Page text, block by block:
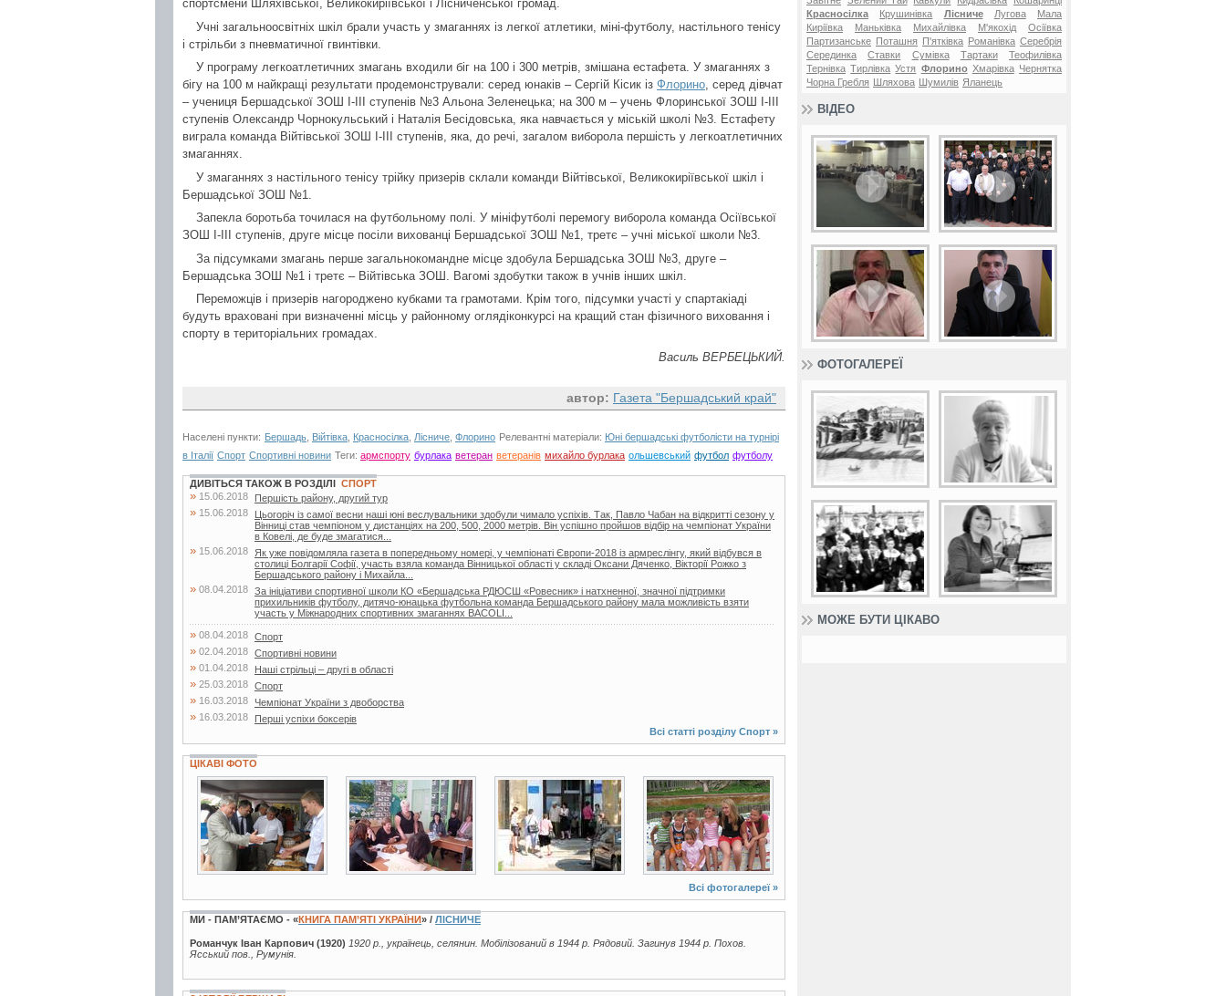
спортсмени Шляхівської, Великокиріївської і Лісниченської громад.
Учні загальноосвітніх шкіл брали участь у змаганнях із легкої атлетики, міні-футболу, настільного тенісу
і стрільби з пневматичної гвинтівки.
У програму легкоатлетичних змагань входили біг на 100 і 300 метрів, змішана естафета. У змаганнях з
бігу на 100 м найкращі результати продемонстрували: серед юнаків – Сергій Кісик із Флорино, серед дівчат
– учениця Бершадської ЗОШ І-ІІІ ступенів №3 Альона Зеленецька; на 300 м – учень Флоринської ЗОШ І-ІІІ
ступенів Олександр Чорнокульський і Наталія Бесідовська, яка навчається у міській школі №3. Естафету
виграла команда Війтівської ЗОШ І-ІІІ ступенів, яка, до речі, загалом виборола першість у легкоатлетичних
змаганнях.
У змаганнях з настільного тенісу трійку призерів склали команди Війтівської, Великокиріївської шкіл і
Бершадської ЗОШ №1.
Запекла боротьба точилася на футбольному полі. У мініфутболі перемогу виборола команда Осіївської
ЗОШ І-ІІІ ступенів, друге місце посіли вихованці Бершадської ЗОШ №1, третє – учні міської школи №3.
За підсумками змагань перше загальнокомандне місце здобула Бершадська ЗОШ №3, друге –
Бершадська ЗОШ №1 і третє – Війтівська ЗОШ. Вагомі здобутки також в учнів інших шкіл.
Переможців і призерів нагороджено кубками та грамотами. Крім того, підсумки участі у спартакіаді
будуть враховані при визначенні місць у районному оглядіконкурсі на кращий стан фізичного виховання і
спорту в територіальних громадах.
Василь ВЕРБЕЦЬКИЙ.
автор: Газета "Бершадський край"
Населені пункти: Бершадь Війтівка Красносілка Лісниче Флорино Релевантні матеріали: Юні бершадські футболісти на турнірі
в Італії Спорт Спортивні новини Теги: армспорту бурлака ветеран ветеранів михайло бурлака ольшевський футбол футболу
ДИВІТЬСЯ ТАКОЖ В РОЗДІЛІ СПОРТ
» 15.06.2018 Першість району, другий тур
» 15.06.2018
Цьогоріч із самої весни наші юні веслувальники здобули чимало успіхів. Так, Павло Чабан на відкритті сезону у
Вінниці став чемпіоном у дистанціях на 200, 500, 2000 метрів. Він успішно пройшов відбір на чемпіонат України
в Ковелі, де буде змагатися...
» 15.06.2018
Як уже повідомляла газета в попередньому номері, у чемпіонаті Європи-2018 із армреслінгу, який відбувся в
столиці Болгарії Софії, участь взяла команда Вінницької області у складі Оксани Дяченко, Вікторії Рожко з
Бершадського району і Михайла...
» 08.04.2018 За ініціативи спортивної школи КО «Бершадська РДЮСШ «Ровесник» і натхненної, значної підтримки
прихильників футболу, дитячо-юнацька футбольна команда Бершадського району мала можливість взяти
участь у Міжнародних спортивних змаганнях BACOLI...
» 08.04.2018 Спорт
» 02.04.2018 Спортивні новини
» 01.04.2018 Наші стрільці – другі в області
» 25.03.2018 Спорт
» 16.03.2018 Чемпіонат України з двоборства
» 16.03.2018
Перші успіхи боксерів
Всі статті розділу Спорт »
ЦІКАВІ ФОТО
6 фото 3 фото 11 фото 8 фото
Всі фотогалереї »
МИ - ПАМ’ЯТАЄМО - «КНИГА ПАМ’ЯТІ УКРАЇНИ» / ЛІСНИЧЕ
Романчук Іван Карпович (1920) 1920 р., українець, селянин. Мобілізований в 1944 р. Рядовий. Загинув 1944 р. Похов.
Ясський пов., Румунія.
Красносілка
Крушинівка Лісниче Лугова
Мала
Киріївка
Маньківка Михайлівка М'якохід
Осіївка
Партизанське Поташня П'ятківка Романівка Серебрія
Серединка
Ставки Сумівка Тартаки
Теофилівка
Тернівка Тирлівка Устя Флорино Хмарівка Чернятка
Чорна Гребля Шляхова Шумилів Яланець
ВІДЕО
ФОТОГАЛЕРЕЇ
МОЖЕ БУТИ ЦІКАВО